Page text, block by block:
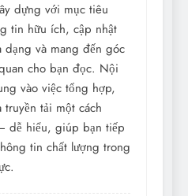
dựng với mục tiêu
tin hữu ích, cập nhật
dạng và mang đến góc
cho bạn đọc. Nội
vào việc tổng hợp,
truyền tải một cách
dễ hiểu, giúp bạn tiếp
tin chất lượng trong